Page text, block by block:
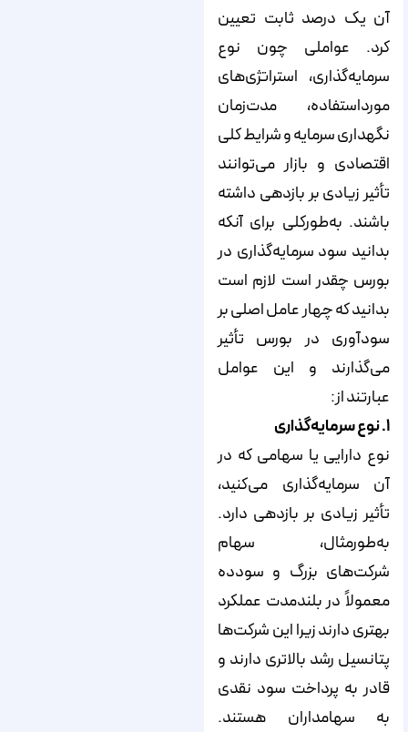
آن یک درصد ثابت تعیین
کرد. عواملی چون نوع
سرمایه‌گذاری، استراتژی‌های
مورد‌‌استفاده، مدت‌زمان
نگهداری سرمایه و شرایط کلی
اقتصادی و بازار می‌توانند
تأثیر زیادی بر بازدهی داشته
باشند. به‌طور‌کلی برای آنکه
بدانید سود سرمایه‌گذاری در
بورس چقدر است لازم است
بدانید که چهار عامل اصلی بر
سودآوری در بورس تأثیر
می‌گذارند و این عوامل
عبارتند از:
۱. نوع سرمایه‌گذاری
نوع دارایی یا سهامی که در
آن سرمایه‌گذاری می‌کنید،
تأثیر زیادی بر بازدهی دارد.
به‌طور‌مثال، سهام
شرکت‌های بزرگ و سودده
معمولاً در بلندمدت عملکرد
بهتری دارند زیرا این شرکت‌ها
پتانسیل رشد بالاتری دارند و
قادر به پرداخت سود نقدی
به سهامداران هستند.